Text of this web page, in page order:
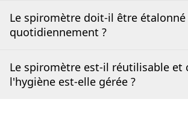
Le spiromètre doit-il être étalonné
quotidiennement ?
Le spiromètre est-il réutilisable et
l'hygiène est-elle gérée ?